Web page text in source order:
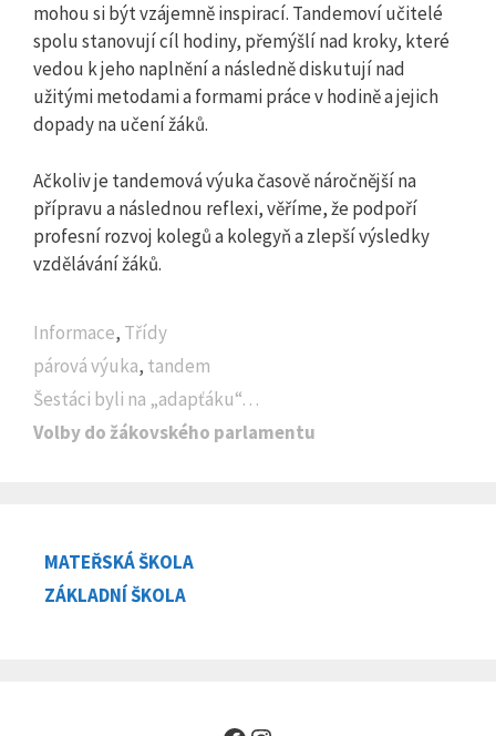
mohou si být vzájemně inspirací. Tandemoví učitelé
spolu stanovují cíl hodiny, přemýšlí nad kroky, které
vedou k jeho naplnění a následně diskutují nad
užitými metodami a formami práce v hodině a jejich
dopady na učení žáků.
Ačkoliv je tandemová výuka časově náročnější na
přípravu a následnou reflexi, věříme, že podpoří
profesní rozvoj kolegů a kolegyň a zlepší výsledky
vzdělávání žáků.
Rubriky
Informace, Třídy
Štítky
párová výuka, tandem
Šestáci byli na „adapťáku“…
Volby do žákovského parlamentu
MATEŘSKÁ ŠKOLA
ZÁKLADNÍ ŠKOLA